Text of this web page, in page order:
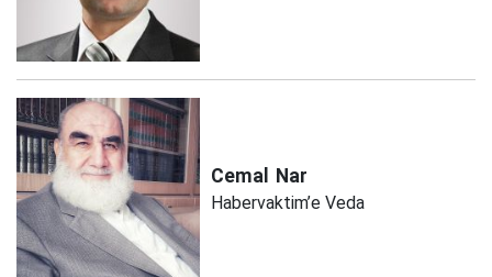
Cemal Nar
Habervaktim’e Veda